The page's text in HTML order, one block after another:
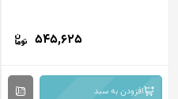
545,625
افزودن به سبد